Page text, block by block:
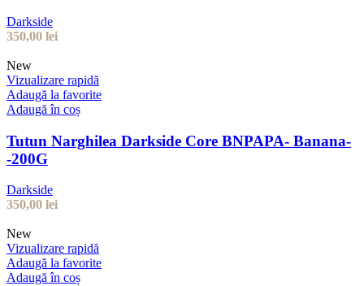
Darkside
350,00 lei
New
Vizualizare rapidă
Adaugă la favorite
Adaugă în coș
Tutun Narghilea Darkside Core BNPAPA- Banana-
-200G
Darkside
350,00 lei
New
Vizualizare rapidă
Adaugă la favorite
Adaugă în coș